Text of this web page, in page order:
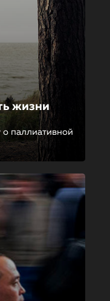
жизни
паллиативной